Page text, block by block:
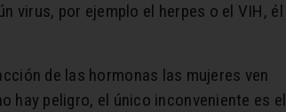
virus, por ejemplo el herpes o el VIH,
de las hormonas las mujeres ven
hay peligro, el único inconveniente es el